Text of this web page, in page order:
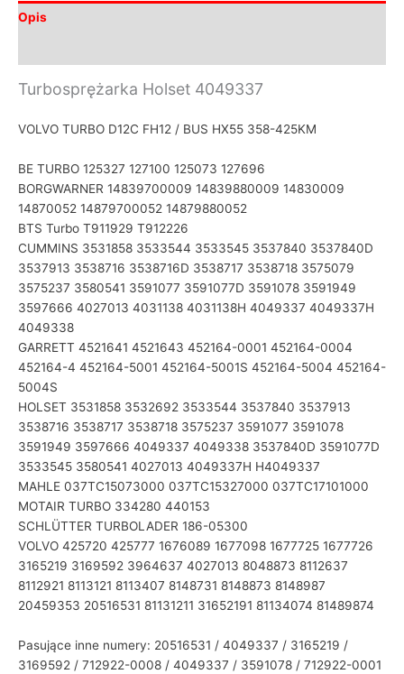
Opis
Turbosprężarka Holset 4049337
VOLVO TURBO D12C FH12 / BUS HX55 358-425KM
BE TURBO 125327 127100 125073 127696
BORGWARNER 14839700009 14839880009 14830009
14870052 14879700052 14879880052
BTS Turbo T911929 T912226
CUMMINS 3531858 3533544 3533545 3537840 3537840D
3537913 3538716 3538716D 3538717 3538718 3575079
3575237 3580541 3591077 3591077D 3591078 3591949
3597666 4027013 4031138 4031138H 4049337 4049337H
4049338
GARRETT 4521641 4521643 452164-0001 452164-0004
452164-4 452164-5001 452164-5001S 452164-5004 452164-
5004S
HOLSET 3531858 3532692 3533544 3537840 3537913
3538716 3538717 3538718 3575237 3591077 3591078
3591949 3597666 4049337 4049338 3537840D 3591077D
3533545 3580541 4027013 4049337H H4049337
MAHLE 037TC15073000 037TC15327000 037TC17101000
MOTAIR TURBO 334280 440153
SCHLÜTTER TURBOLADER 186-05300
VOLVO 425720 425777 1676089 1677098 1677725 1677726
3165219 3169592 3964637 4027013 8048873 8112637
8112921 8113121 8113407 8148731 8148873 8148987
20459353 20516531 81131211 31652191 81134074 81489874
Pasujące inne numery: 20516531 / 4049337 / 3165219 /
3169592 / 712922-0008 / 4049337 / 3591078 / 712922-0001